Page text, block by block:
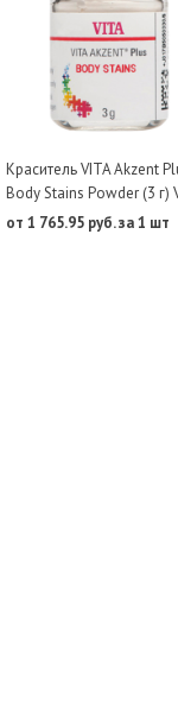
Краситель VITA Akzent
Body Stains Powder (3 г)
от 1 765.95 руб. за 1 шт